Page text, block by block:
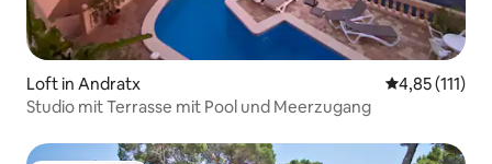
Loft in Andratx
4,85 (111)
Studio mit Terrasse mit Pool und Meerzugang